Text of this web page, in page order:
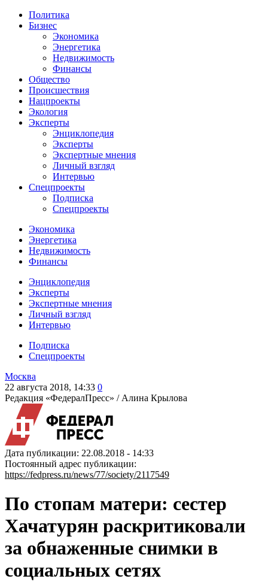
Политика
Бизнес
Экономика
Энергетика
Недвижимость
Финансы
Общество
Происшествия
Нацпроекты
Экология
Эксперты
Энциклопедия
Эксперты
Экспертные мнения
Личный взгляд
Интервью
Спецпроекты
Подписка
Спецпроекты
Экономика
Энергетика
Недвижимость
Финансы
Энциклопедия
Эксперты
Экспертные мнения
Личный взгляд
Интервью
Подписка
Спецпроекты
Москва
22 августа 2018, 14:33 0
Редакция «ФедералПресс» / Алина Крылова
Дата публикации: 22.08.2018 - 14:33
Постоянный адрес публикации:
https://fedpress.ru/news/77/society/2117549
По стопам матери: сестер
Хачатурян раскритиковали
за обнаженные снимки в
социальных сетях